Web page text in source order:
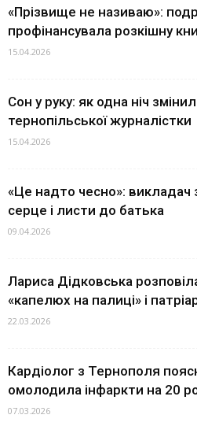
«Прізвище не називаю»:
профінансувала розкішну
15.04.2026
Сон у руку: як одна ніч
тернопільської журналістки
15.04.2026
«Це надто чесно»: викладач
серце і листи до батька
09.04.2026
Лариса Дідковська
«капелюх на палиці» і
22.03.2026
Кардіолог з Тернополя
омолодила інфаркти на 20
07.03.2026